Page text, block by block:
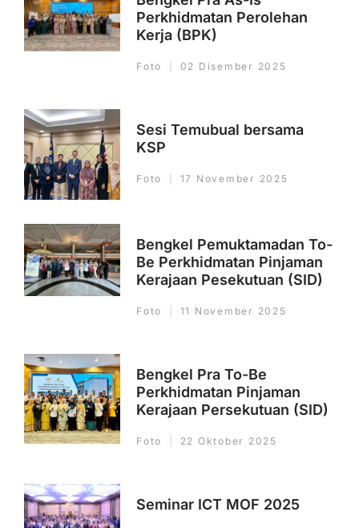
Perkhidmatan Perolehan
Kerja (BPK)
Foto 02 Disember 2025
Sesi Temubual bersama
KSP
Foto 17 November 2025
Bengkel Pemuktamadan To-
Be Perkhidmatan Pinjaman
Kerajaan Pesekutuan (SID)
Foto 11 November 2025
Bengkel Pra To-Be
Perkhidmatan Pinjaman
Kerajaan Persekutuan (SID)
Foto 22 Oktober 2025
Seminar ICT MOF 2025